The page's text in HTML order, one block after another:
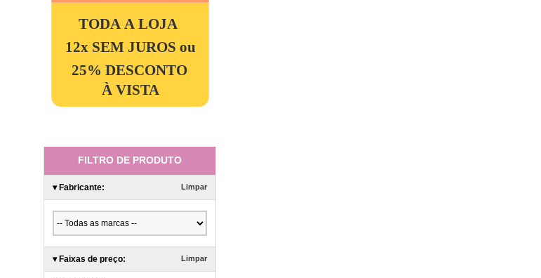
TODA A LOJA
12x SEM JUROS ou
25% DESCONTO
À VISTA
FILTRO DE PRODUTO
▾Fabricante: Limpar
▾Faixas de preço: Limpar